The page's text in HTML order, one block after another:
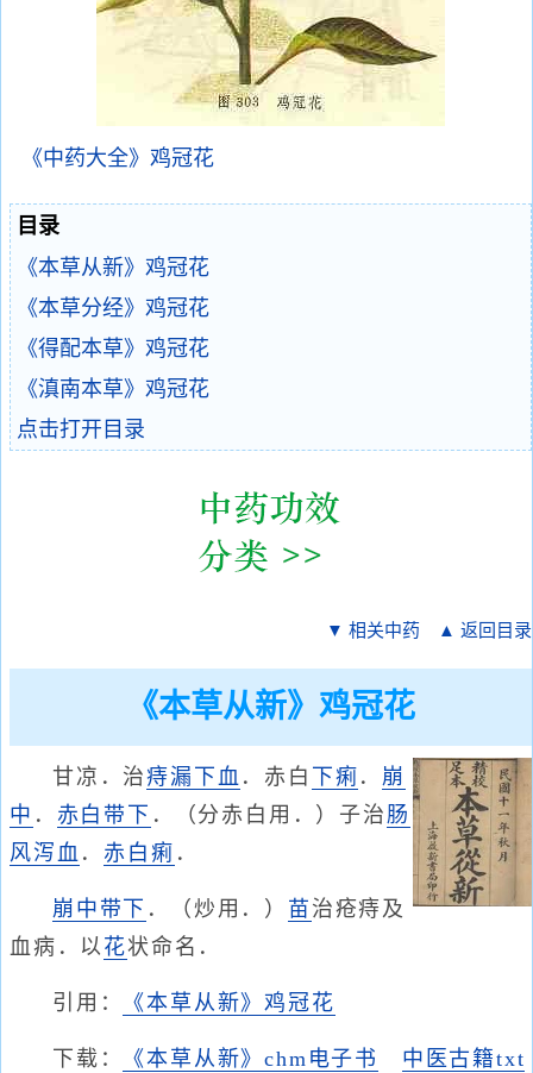
《中药大全》鸡冠花
目录
《本草从新》鸡冠花
《本草分经》鸡冠花
《得配本草》鸡冠花
《滇南本草》鸡冠花
点击打开目录
▼ 相关中药 ▲ 返回目录
《本草从新》鸡冠花
甘凉．治痔漏 下血 ．赤白 下痢 ． 崩
中 ． 赤白带下 ．（分赤白用．）子治 肠
风泻血 ． 赤白痢 ．
崩中带下 ．（炒用．） 苗 治疮痔及
血病．以 花状命名．
引用： 《本草从新》鸡冠花
下载： 《本草从新》chm电子书
中医古籍txt